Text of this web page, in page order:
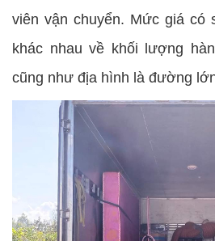
viên vận chuyển. Mức giá có
khác nhau về khối lượng
cũng như địa hình là đường